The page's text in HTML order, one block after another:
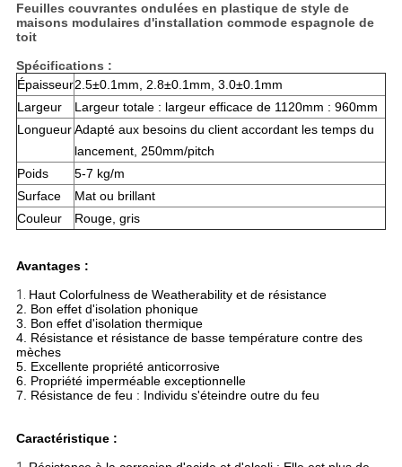
Feuilles couvrantes ondulées en plastique de style de
maisons modulaires d'installation commode espagnole de
toit
Spécifications :
Épaisseur2.5±0.1mm, 2.8±0.1mm, 3.0±0.1mm
Largeur
Largeur totale : largeur efficace de 1120mm : 960mm
LongueurAdapté aux besoins du client accordant les temps du
lancement, 250mm/pitch
Poids
5-7 kg/m
Surface
Mat ou brillant
Couleur
Rouge, gris
Avantages :
1. Haut Colorfulness de Weatherability et de résistance
2. Bon effet d'isolation phonique
3. Bon effet d'isolation thermique
4. Résistance et résistance de basse température contre des
mèches
5. Excellente propriété anticorrosive
6. Propriété imperméable exceptionnelle
7. Résistance de feu : Individu s'éteindre outre du feu
Caractéristique :